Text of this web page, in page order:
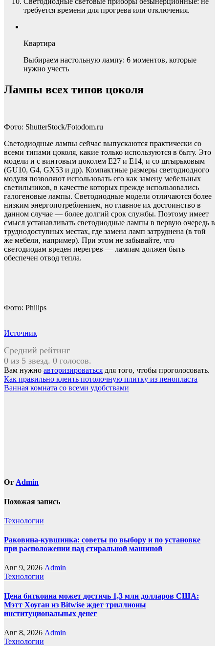
требуется времени для прогрева или отключения.
Квартира
Выбираем настольную лампу: 6 моментов, которые
нужно учесть
Лампы всех типов цоколя
Фото: ShutterStock/Fotodom.ru
Светодиодные лампы сейчас выпускаются практически со
всеми типами цоколя, какие только используются в быту. Это
модели и с винтовым цоколем Е27 и Е14, и со штырьковым
(GU10, G4, GX53 и др). Компактные размеры светодиодного
модуля позволяют использовать его как замену мебельных
светильников, в качестве которых прежде использовались
галогеновые лампы. Светодиодные модели отличаются более
низким энергопотреблением, но главное их достоинство в
данном случае — более долгий срок службы. Поэтому имеет
смысл устанавливать светодиодные лампы в первую очередь в
труднодоступных местах, где замена ламп затруднена (в той
же мебели, например). При этом не забывайте, что
светодиодам вреден перегрев — лампам должен быть
обеспечен отвод тепла.
Фото: Philips
Источник
Средний рейтинг
0 из 5 звезд. 0 голосов.
Вам нужно авторизироваться для того, чтобы проголосовать.
Навигация
по
Как правильно клеить потолочную плитку из пенопласта
Ванная комната со всеми удобствами
От Admin
Похожая запись
Технологии
Раковина-кувшинка: советы по выбору и по установке
при расположении над стиральной машиной
Авг 9, 2026 Admin
Технологии
Цена биткоина может достичь 1,3 млн долларов США:
Мэтт Хоуган из Bitwise ждет триллионы
институциональных денег
Авг 8, 2026 Admin
Технологии